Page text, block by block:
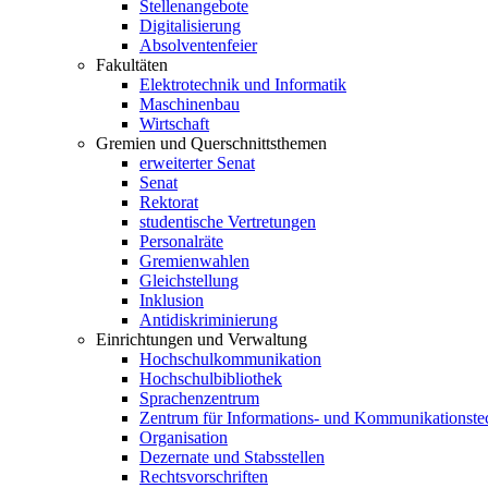
Stellenangebote
Digitalisierung
Absolventenfeier
Fakultäten
Elektrotechnik und Informatik
Maschinenbau
Wirtschaft
Gremien und Querschnittsthemen
erweiterter Senat
Senat
Rektorat
studentische Vertretungen
Personalräte
Gremienwahlen
Gleichstellung
Inklusion
Antidiskriminierung
Einrichtungen und Verwaltung
Hochschulkommunikation
Hochschulbibliothek
Sprachenzentrum
Zentrum für Informations- und
Organisation
Dezernate und Stabsstellen
Rechtsvorschriften